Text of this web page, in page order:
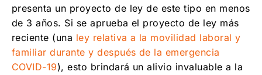
presenta un proyecto de ley de este tipo en menos
de 3 años. Si se aprueba el proyecto de ley más
reciente (una ley relativa a la movilidad laboral y
familiar durante y después de la emergencia
COVID-19), esto brindará un alivio invaluable a la